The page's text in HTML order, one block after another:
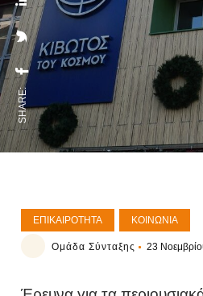
SHARE:
ΕΠΙΚΑΙΡΌΤΗΤΑ ΚΟΙΝΩΝΊΑ
Ομάδα Σύνταξης 23